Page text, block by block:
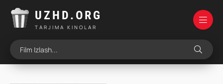
UZHD.ORG
TARJIMA KINOLAR